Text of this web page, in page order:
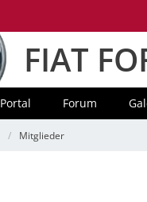
FIAT
Portal Forum
Mitglieder